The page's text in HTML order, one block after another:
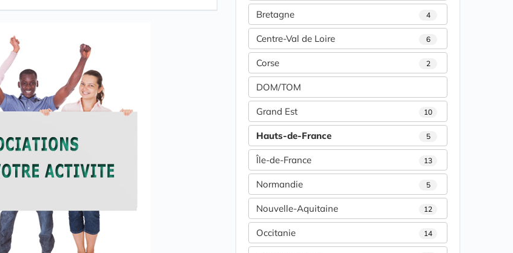
Bretagne 4
Centre-Val de Loire 6
Corse 2
DOM/TOM
Grand Est 10
Hauts-de-France 5
Île-de-France 13
Normandie 5
Nouvelle-Aquitaine 12
Occitanie 14